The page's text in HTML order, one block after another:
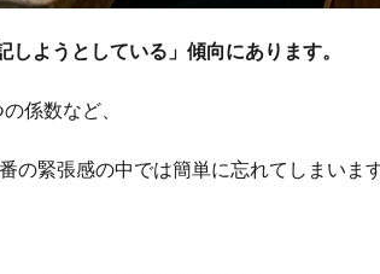
しようとしている」傾向にあります。
係数など、
の緊張感の中では簡単に忘れてしまいま